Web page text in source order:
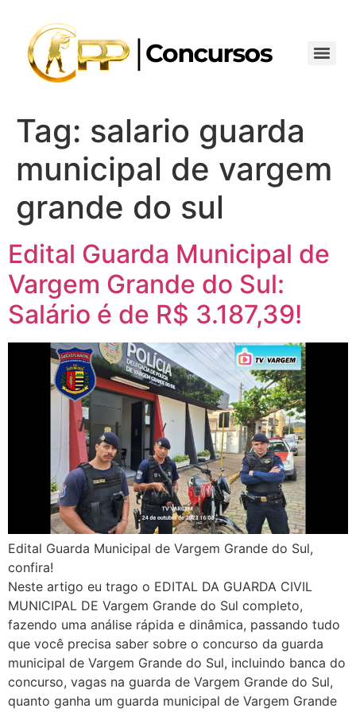
Tag: salario guarda
municipal de vargem
grande do sul
Edital Guarda Municipal de
Vargem Grande do Sul:
Salário é de R$ 3.187,39!
Edital Guarda Municipal de Vargem Grande do Sul,
confira!
Neste artigo eu trago o EDITAL DA GUARDA CIVIL
MUNICIPAL DE Vargem Grande do Sul completo,
fazendo uma análise rápida e dinâmica, passando tudo
que você precisa saber sobre o concurso da guarda
municipal de Vargem Grande do Sul, incluindo banca do
concurso, vagas na guarda de Vargem Grande do Sul,
quanto ganha um guarda municipal de Vargem Grande